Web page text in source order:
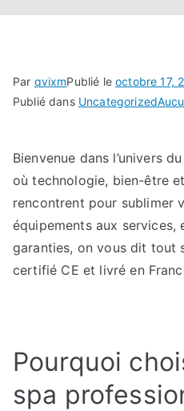
Par qvixmPublié leoctobre 17,
Publié dans Uncategorized
Bienvenue dans l’univers
où technologie, bien-être
rencontrent pour sublimer
équipements aux services,
garanties, on vous dit tout
certifié CE et livré en
Pourquoi
spa